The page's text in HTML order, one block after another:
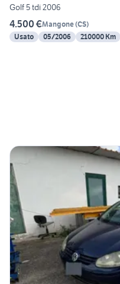
Golf 5 tdi 2006
4.500 €Mangone(CS)
Usato
05/2006 210000 Km